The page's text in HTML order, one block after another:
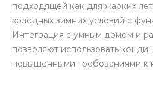
подходящей как для жарких
холодных зимних условий с
Интеграция с умным домом и
позволяют использовать
повышенными требованиями к